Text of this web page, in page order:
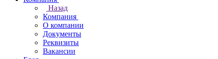
Назад
Компания
О компании
Документы
Реквизиты
Вакансии